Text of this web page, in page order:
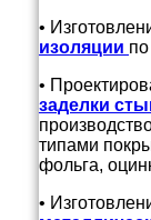
•
изоляции
•
заделки
типами
фольга,
•